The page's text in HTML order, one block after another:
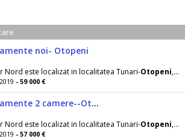
noi- Otopeni
Nord este localizat in localitatea Tunari-Otopeni, Strada Codrului Nr 1. In cadrul acestui
- 59 000 €
Apartamente 2 camere--Otopeni
Nord este localizat in localitatea Tunari-Otopeni, Strada Codrului Nr 1. In cadrul acestui
- 57 000 €